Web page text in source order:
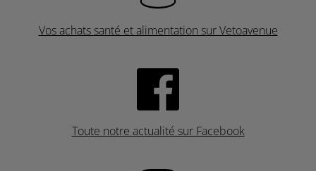
Vos achats santé et alimentation sur Vetoavenue
Toute notre actualité sur Facebook